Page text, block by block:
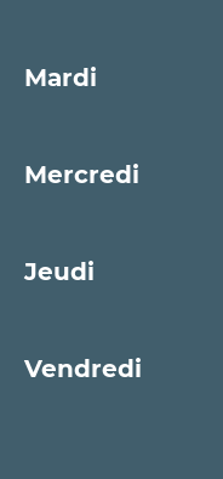
Mardi
Mercredi
Jeudi
Vendredi